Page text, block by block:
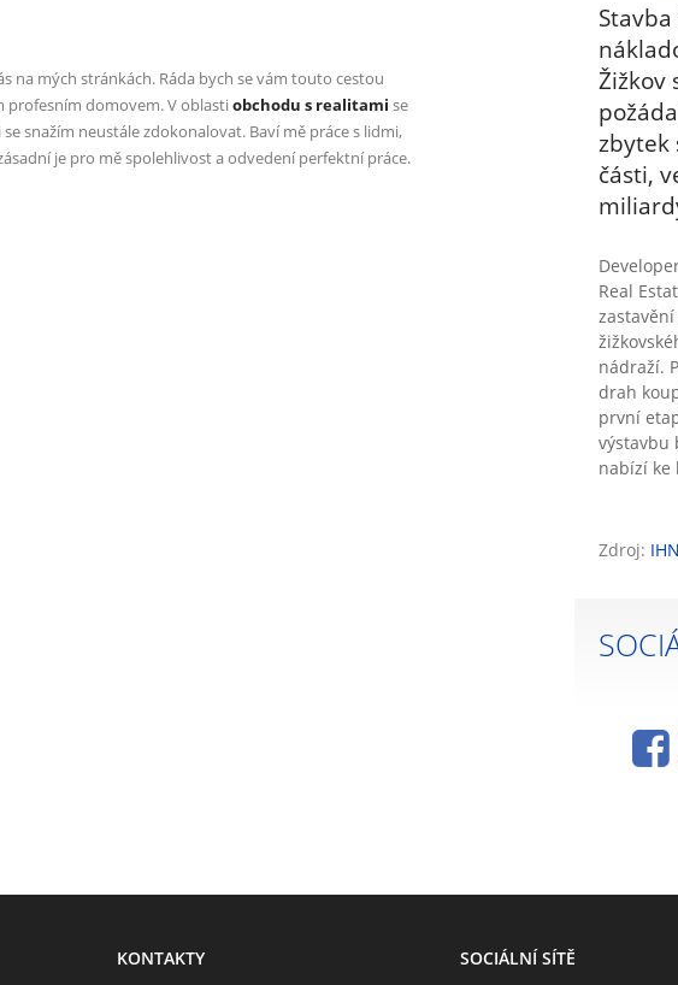
na mých stránkách. Ráda bych se vám touto cestou
profesním domovem. V oblastiobchodu s realitami se
snažím neustále zdokonalovat. Baví mě práce s lidmi,
je pro mě spolehlivost a odvedení perfektní práce.
Žižkov
zbytek
části,
Real
nádraží.
drah
první
výstavbu
nabízí ke
Zdroj:
KONTAKTY SOCIÁLNÍ SÍTĚ